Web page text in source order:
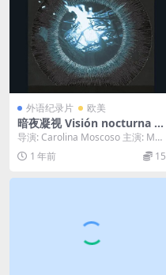
外语纪录片 欧美
暗夜凝视 Visión nocturna (2
019)
导演: Carolina Moscoso 主演: Mar
ía Paz Gonzá...
1 年前 15